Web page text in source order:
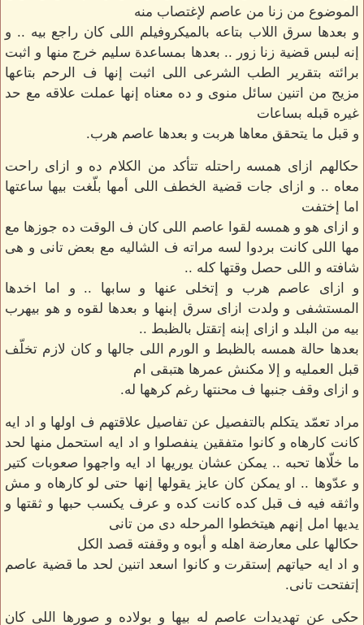
الموضوع من زنا من عاصم لإغتصاب منه
و بعدها سرق اللاب بتاعه بالميكروفيلم اللى كان راجع بيه .. و
إنه لبس قضية زنا زور .. بعدها بمساعدة سليم خرج منها و اثبت
برائته بتقرير الطب الشرعى اللى اثبت إنها ف الرحم بتاعها
مزيج من اتنين سائل منوى و ده معناه إنها عملت علاقه مع حد
غيره قبله بساعات
و قبل ما يتحقق معاها هربت و بعدها عاصم هرب.
حكالهم ازاى همسه راحتله تتأكد من الكلام ده و ازاى راحت
معاه .. و ازاى جات قضية الخطف اللى أمها بلّغت بيها ساعتها
اما إختفت
و ازاى هو و همسه لقوا عاصم اللى كان ف الوقت ده جوزها مع
مها اللى كانت بردوا لسه مراته ف الشاليه مع بعض تانى و هى
شافته و اللى حصل وقتها كله ..
و ازاى عاصم هرب و إتخلى عنها و سابها .. و اما اخدها
المستشفى و ولدت ازاى سرق إبنها و بعدها لقوه و هو بيهرب
بيه من البلد و ازاى إبنه إتقتل بالظبط ..
بعدها حالة همسه بالظبط و الورم اللى جالها و كان لازم تخلّف
قبل العمليه و إلا مكنش عمرها هتبقى ام
و ازاى وقف جنبها ف محنتها رغم كرهها له.
مراد تعمّد يتكلم بالتفصيل عن تفاصيل علاقتهم ف اولها و اد ايه
كانت كارهاه و كانوا متفقين ينفصلوا و اد ايه استحمل منها لحد
ما خلّاها تحبه .. يمكن عشان يوريها اد ايه واجهوا صعوبات كتير
و عدّوها .. او يمكن كان عايز يقولها إنها حتى لو كارهاه و مش
واثقه فيه ف قبل كده كانت كده و عرف يكسب حبها و ثقتها و
يديها امل إنهم هيتخطوا المرحله دى من تانى
حكالها على معارضة اهله و أبوه و وقفته قصد الكل
و اد ايه حياتهم إستقرت و كانوا اسعد اتنين لحد ما قضية عاصم
إتفتحت تانى.
حكى عن تهديدات عاصم له بيها و بولاده و صورها اللى كان